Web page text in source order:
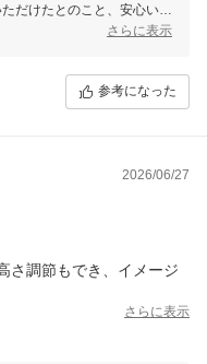
だけたとのこと、安心いた
ビスの提供に努めてまいり
さらに表示
参考になった
2026/06/27
さ調節もでき、イメージ
さらに表示